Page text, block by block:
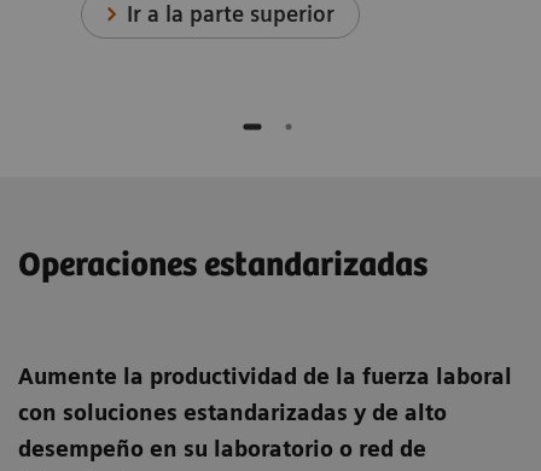
Ir a la parte superior
Operaciones estandarizadas
Aumente la productividad de la fuerza laboral
con soluciones estandarizadas y de alto
desempeño en su laboratorio o red de